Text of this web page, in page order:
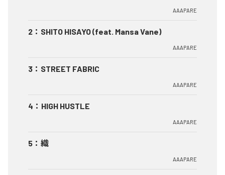
AAAPARE
2 ： SHITO HISAYO (feat. Mansa Vane)
AAAPARE
3 ： STREET FABRIC
AAAPARE
4 ： HIGH HUSTLE
AAAPARE
5 ： 織
AAAPARE